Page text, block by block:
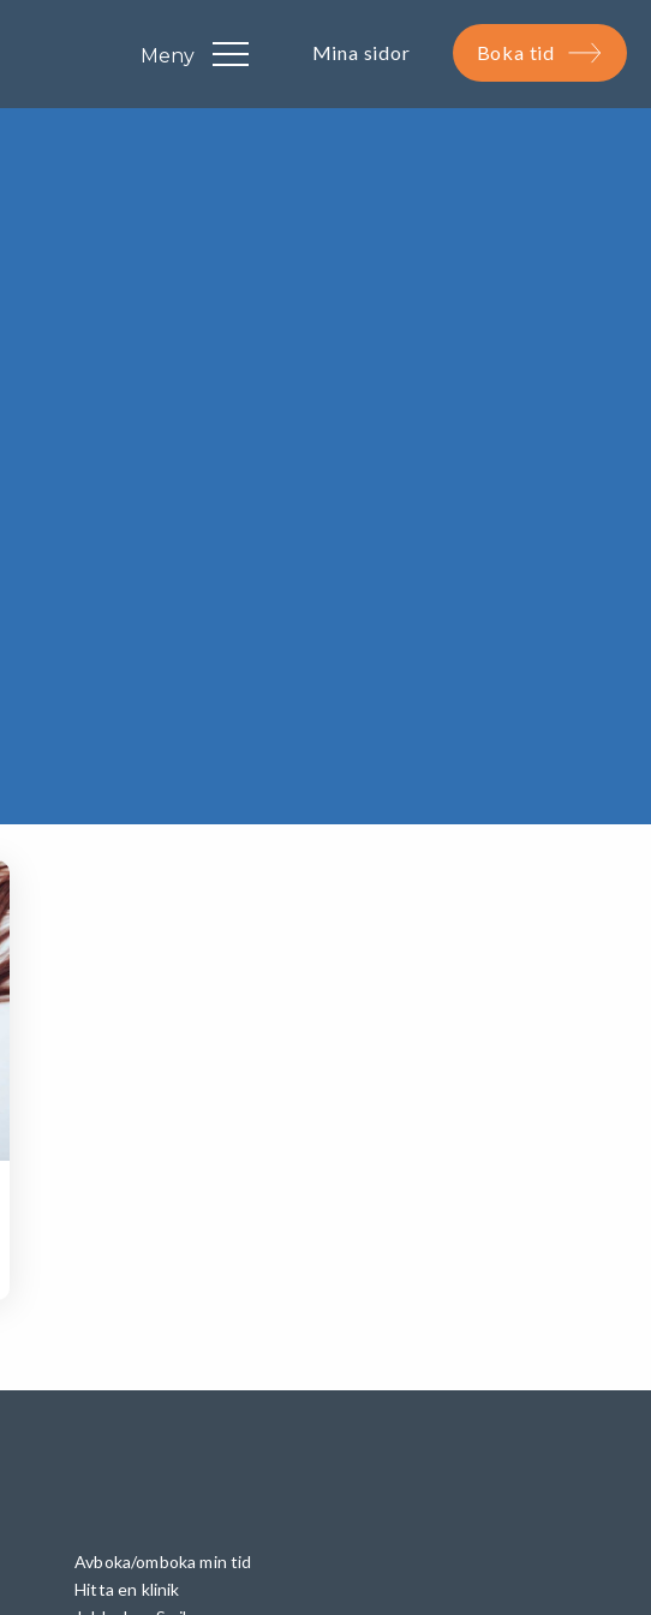
Avboka/omboka min tid
Hitta en klinik
Mina sidor Boka tid